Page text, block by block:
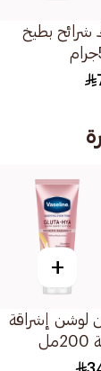
شرائح بطيخ
+
لوشن إشراقة